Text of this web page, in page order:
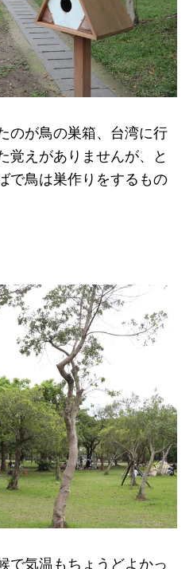
のが鳥の巣箱、台湾に行
覚えがありませんが、と
で鳥は巣作りをするもの
で気温もちょうどよかっ